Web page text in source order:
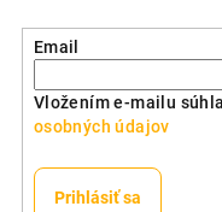
Email
Vložením e-mailu
osobných údajov
Prihlásiť sa